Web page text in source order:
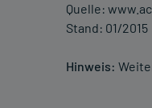
Quelle:
Stand: 01/2015
Hinweis: